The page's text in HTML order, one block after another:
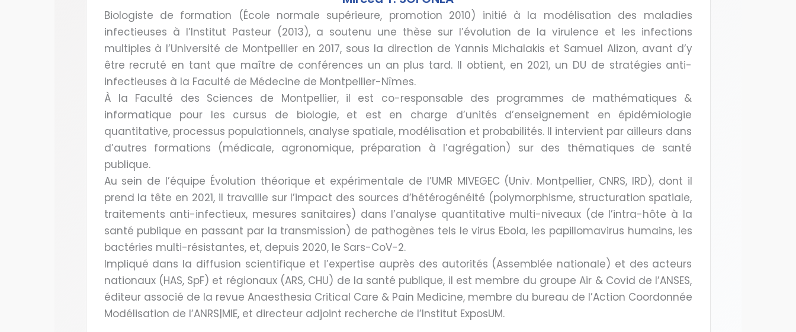
Biologiste de formation (École normale supérieure, promotion 2010) initié à la modélisation des maladies
infectieuses à l’Institut Pasteur (2013), a soutenu une thèse sur l’évolution de la virulence et les infections
multiples à l’Université de Montpellier en 2017, sous la direction de Yannis Michalakis et Samuel Alizon, avant d’y
être recruté en tant que maître de conférences un an plus tard. Il obtient, en 2021, un DU de stratégies anti-
infectieuses à la Faculté de Médecine de Montpellier-Nîmes.
À la Faculté des Sciences de Montpellier, il est co-responsable des programmes de mathématiques &
informatique pour les cursus de biologie, et est en charge d’unités d’enseignement en épidémiologie
quantitative, processus populationnels, analyse spatiale, modélisation et probabilités. Il intervient par ailleurs dans
d’autres formations (médicale, agronomique, préparation à l’agrégation) sur des thématiques de santé
publique.
Au sein de l’équipe Évolution théorique et expérimentale de l’UMR MIVEGEC (Univ. Montpellier, CNRS, IRD), dont il
prend la tête en 2021, il travaille sur l’impact des sources d’hétérogénéité (polymorphisme, structuration spatiale,
traitements anti-infectieux, mesures sanitaires) dans l’analyse quantitative multi-niveaux (de l’intra-hôte à la
santé publique en passant par la transmission) de pathogènes tels le virus Ebola, les papillomavirus humains, les
bactéries multi-résistantes, et, depuis 2020, le Sars-CoV-2.
Impliqué dans la diffusion scientifique et l’expertise auprès des autorités (Assemblée nationale) et des acteurs
nationaux (HAS, SpF) et régionaux (ARS, CHU) de la santé publique, il est membre du groupe Air & Covid de l’ANSES,
éditeur associé de la revue Anaesthesia Critical Care & Pain Medicine, membre du bureau de l’Action Coordonnée
Modélisation de l’ANRS|MIE, et directeur adjoint recherche de l’Institut ExposUM.